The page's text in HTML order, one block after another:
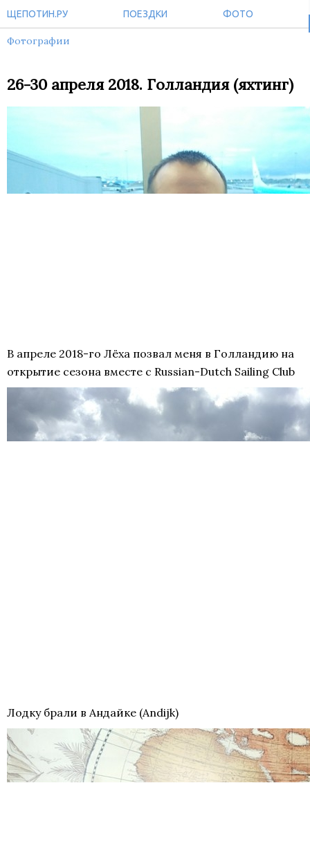
ЩЕПОТИН.РУ ПОЕЗДКИ ФОТО
Фотографии
26-30 апреля 2018. Голландия (яхтинг)
В апреле 2018-го Лёха позвал меня в Голландию на
открытие сезона вместе с Russian-Dutch Sailing Club
Лодку брали в Андайке (Andijk)